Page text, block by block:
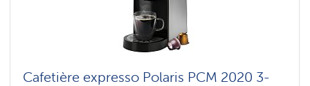
Cafetière expresso Polaris PCM 2020 3-